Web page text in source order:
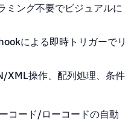
ミング不要でビジュアルに
による即時トリガーでリ
XML操作、配列処理、条件
コード/ローコードの自動